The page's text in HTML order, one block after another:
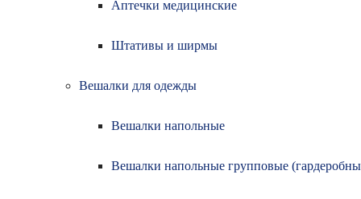
Аптечки медицинские
Штативы и ширмы
Вешалки для одежды
Вешалки напольные
Вешалки напольные групповые